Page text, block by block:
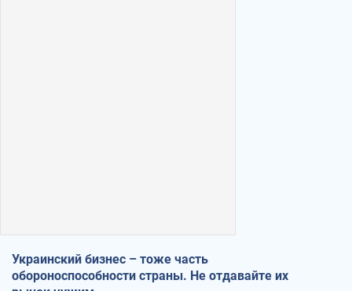
Украинский бизнес – тоже часть
обороноспособности страны. Не отдавайте их